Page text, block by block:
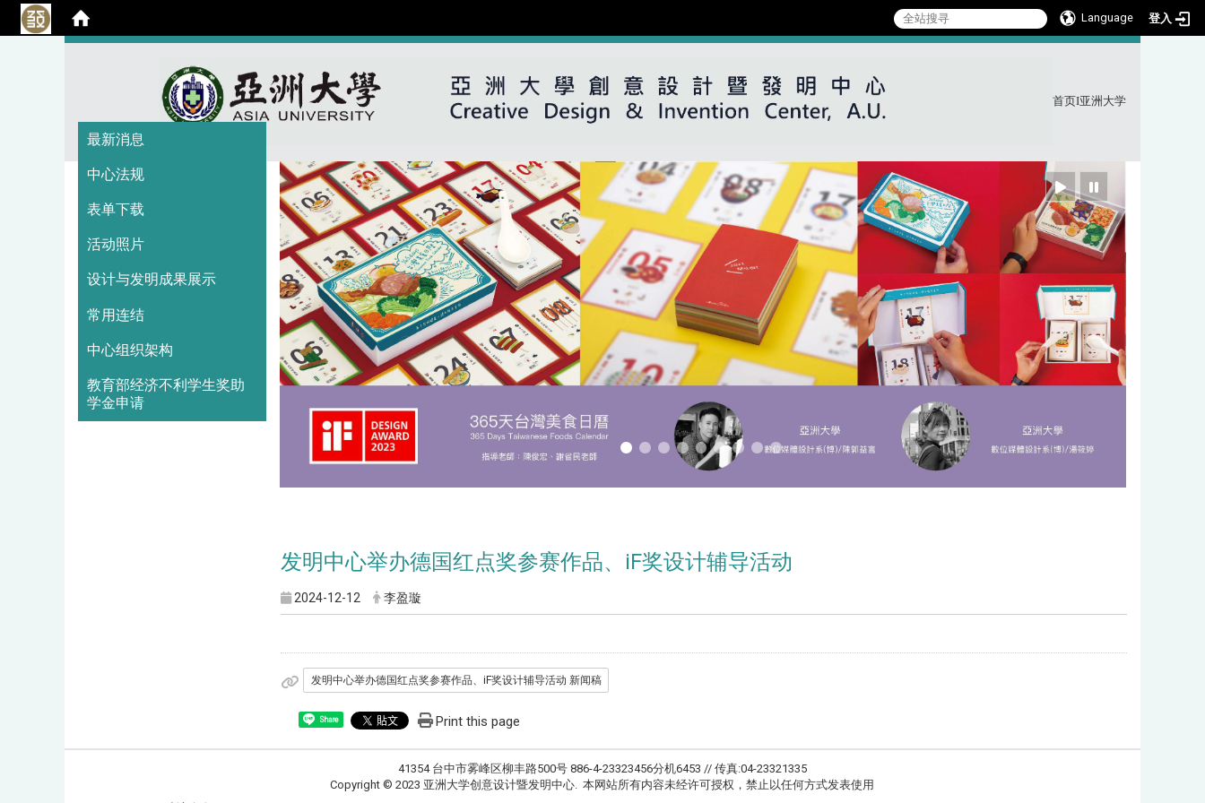
Language 登入
首页I亚洲大学
最新消息
中心法规
表单下载
活动照片
设计与发明成果展示
常用连结
中心组织架构
教育部经济不利学生奖助
学金申请
发明中心举办德国红点奖参赛作品、iF奖设计辅导活动
2024-12-12 李盈璇
发明中心举办德国红点奖参赛作品、iF奖设计辅导活动 新闻稿
Share Print this page
41354 台中市雾峰区柳丰路500号 886-4-23323456分机6453 // 传真:04-23321335
Copyright © 2023 亚洲大学创意设计暨发明中心. 本网站所有内容未经许可授权，禁止以任何方式发表使用